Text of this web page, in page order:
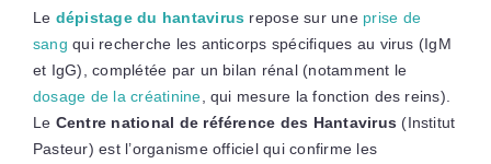
Le dépistage du hantavirus repose sur une prise de
sang qui recherche les anticorps spécifiques au virus (IgM
et IgG), complétée par un bilan rénal (notamment le
dosage de la créatinine , qui mesure la fonction des reins).
Le Centre national de référence des Hantavirus (Institut
Pasteur) est l’organisme officiel qui confirme les